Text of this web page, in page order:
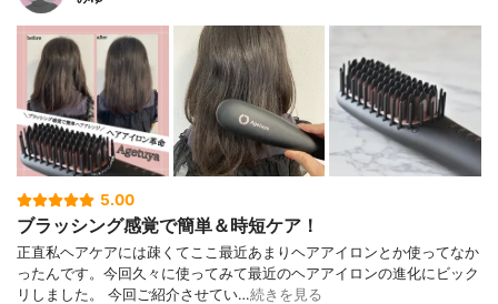
5.00
ブラッシング感覚で簡単＆時短ケア！
正直私ヘアケアには疎くてここ最近あまりヘアアイロンとか使ってなか
ったんです。今回久々に使ってみて最近のヘアアイロンの進化にビック
リしました。 今回ご紹介させてい…続きを見る